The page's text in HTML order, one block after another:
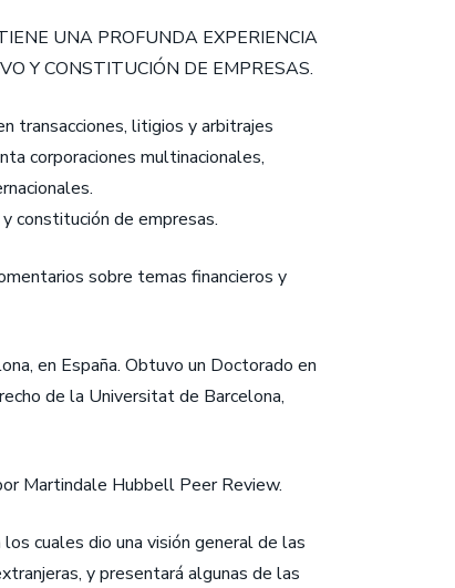
UNA PROFUNDA EXPERIENCIA
Y CONSTITUCIÓN DE EMPRESAS.
transacciones, litigios y arbitrajes
corporaciones multinacionales,
constitución de empresas.
sobre temas financieros y
en España. Obtuvo un Doctorado en
de la Universitat de Barcelona,
Martindale Hubbell Peer Review.
cuales dio una visión general de las
y presentará algunas de las